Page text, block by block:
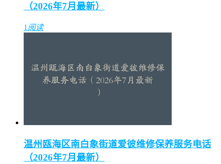
（2026年7月最新）
1阅读
温州瓯海区南白象街道爱彼维修保养服务电话
（2026年7月最新）